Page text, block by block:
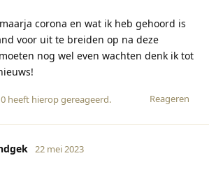
maarja corona en wat ik heb gehoord is
voor uit te breiden op na deze
nog wel even wachten denk ik tot
Reageren
heeft hierop gereageerd.
22 mei 2023